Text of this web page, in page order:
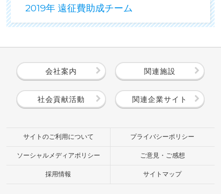
2019年 遠征費助成チーム
会社案内 関連施設
社会貢献活動 関連企業サイト
サイトのご利用について プライバシーポリシー
ソーシャルメディアポリシー ご意見・ご感想
採用情報 サイトマップ